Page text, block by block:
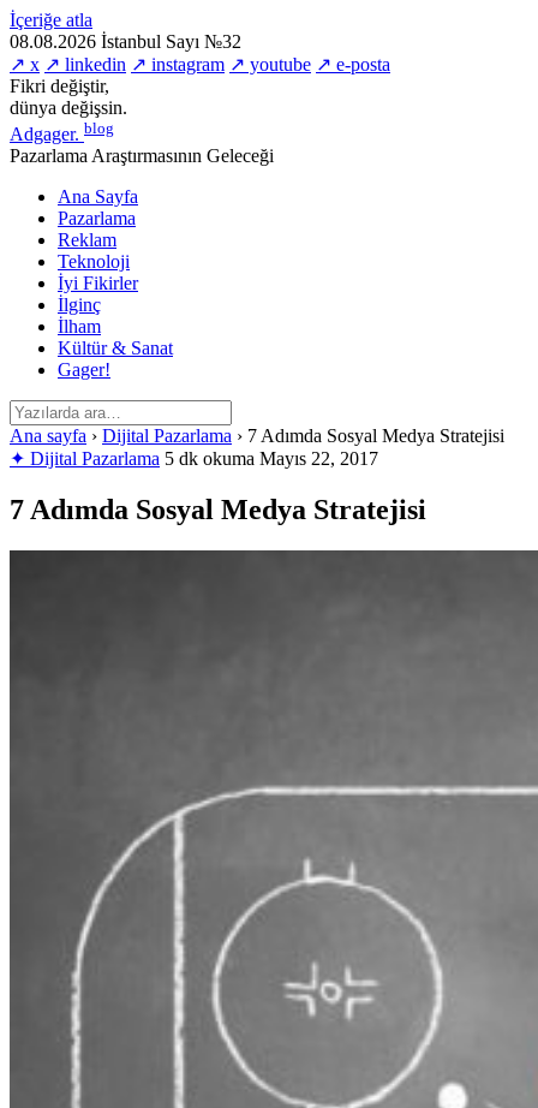
İçeriğe atla
08.08.2026 İstanbul Sayı №32
↗ x ↗ linkedin ↗ instagram ↗ youtube ↗ e-posta
Fikri değiştir,
dünya değişsin.
Adgager. blog
Pazarlama Araştırmasının Geleceği
Ana Sayfa
Pazarlama
Reklam
Teknoloji
İyi Fikirler
İlginç
İlham
Kültür & Sanat
Gager!
Ana sayfa › Dijital Pazarlama › 7 Adımda Sosyal Medya Stratejisi
✦ Dijital Pazarlama 5 dk okuma Mayıs 22, 2017
7 Adımda Sosyal Medya Stratejisi